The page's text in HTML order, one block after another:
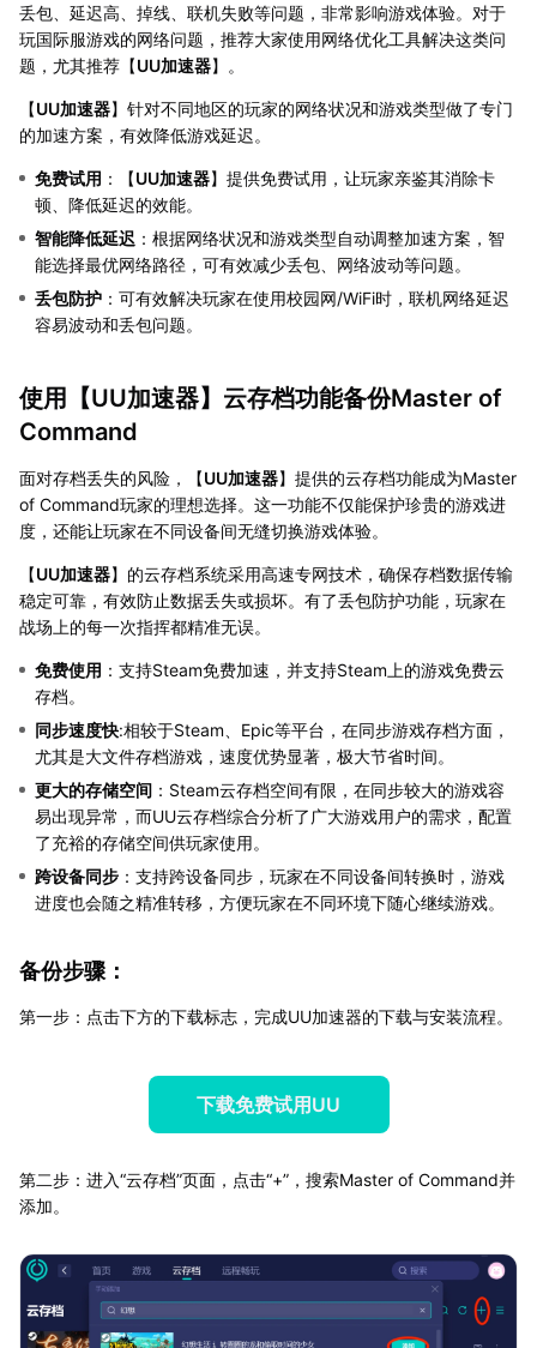
丢包、延迟高、掉线、联机失败等问题，非常影响游戏体验。对于
玩国际服游戏的网络问题，推荐大家使用网络优化工具解决这类问
题，尤其推荐【UU加速器】。
【UU加速器】针对不同地区的玩家的网络状况和游戏类型做了专门
的加速方案，有效降低游戏延迟。
免费试用 ：【UU加速器】提供免费试用，让玩家亲鉴其消除卡
顿、降低延迟的效能。
智能降低延迟 ：根据网络状况和游戏类型自动调整加速方案，智
能选择最优网络路径，可有效减少丢包、网络波动等问题。
丢包防护 ：可有效解决玩家在使用校园网/WiFi时，联机网络延迟
容易波动和丢包问题。
使用【UU加速器】云存档功能备份Master of
Command
面对存档丢失的风险，【UU加速器】提供的云存档功能成为Master
of Command玩家的理想选择。这一功能不仅能保护珍贵的游戏进
度，还能让玩家在不同设备间无缝切换游戏体验。
【UU加速器】的云存档系统采用高速专网技术，确保存档数据传输
稳定可靠，有效防止数据丢失或损坏。有了丢包防护功能，玩家在
战场上的每一次指挥都精准无误。
免费使用 ：支持Steam免费加速，并支持Steam上的游戏免费云
存档。
同步速度快:相较于Steam、Epic等平台，在同步游戏存档方面，
尤其是大文件存档游戏，速度优势显著，极大节省时间。
更大的存储空间 ：Steam云存档空间有限，在同步较大的游戏容
易出现异常，而UU云存档综合分析了广大游戏用户的需求，配置
了充裕的存储空间供玩家使用。
跨设备同步 ：支持跨设备同步，玩家在不同设备间转换时，游戏
进度也会随之精准转移，方便玩家在不同环境下随心继续游戏。
备份步骤：
第一步：点击下方的下载标志，完成UU加速器的下载与安装流程。
下载免费试用UU
第二步：进入“云存档”页面，点击“+”，搜索Master of Command并
添加。